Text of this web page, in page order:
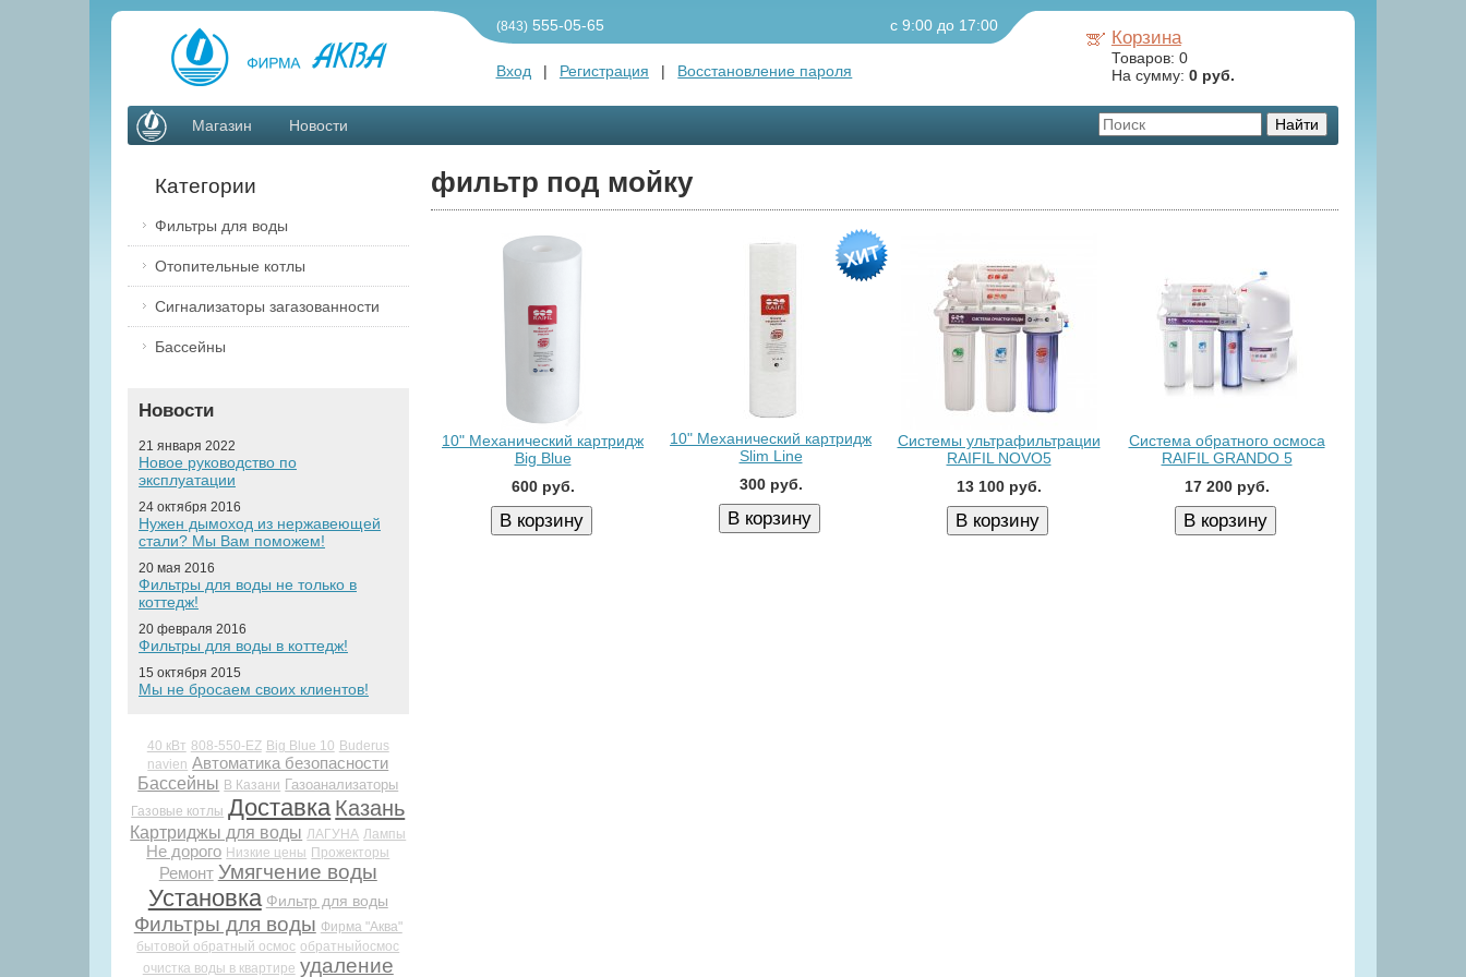
(843)555-05-65 c 9:00 до 17:00
Вход | Регистрация | Восстановление пароля
Корзина
Товаров: 0
На сумму: 0 руб.
Магазин Новости
фильтр под мойку
10" Механический картридж
Big Blue
600 руб.
10" Механический картридж
Slim Line
300 руб.
Системы ультрафильтрации
RAIFIL NOVO5
13 100 руб.
Система обратного осмоса
RAIFIL GRANDO 5
17 200 руб.
Категории
Фильтры для воды
Отопительные котлы
Сигнализаторы загазованности
Бассейны
Новости
21 января 2022
Новое руководство по
эксплуатации
24 октября 2016
Нужен дымоход из нержавеющей
стали? Мы Вам поможем!
20 мая 2016
Фильтры для воды не только в
коттедж!
20 февраля 2016
Фильтры для воды в коттедж!
15 октября 2015
Мы не бросаем своих клиентов!
40 кВт 808-550-EZ Big Blue 10 Buderus
navien Автоматика безопасности
Бассейны В Казани Газоанализаторы
Газовые котлы Доставка Казань
Картриджы для воды ЛАГУНА Лампы
Не дорого Низкие цены Прожекторы
Ремонт Умягчение воды
Установка Фильтр для воды
Фильтры для воды Фирма "Аква"
бытовой обратный осмос обратныйосмос
очистка воды в квартире удаление